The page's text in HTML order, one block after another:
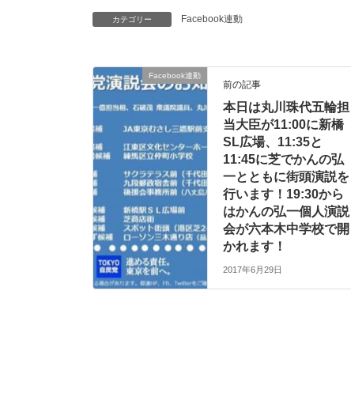
カテゴリー Facebook連動
Facebook連動
前の記事
本日は丸川珠代五輪担
当大臣が11:00に新橋
SL広場、11:35と
11:45に芝でかんの弘
一とともに街頭演説を
行います！19:30から
はかんの弘一個人演説
会が六本木中学校で開
かれます！
2017年6月29日